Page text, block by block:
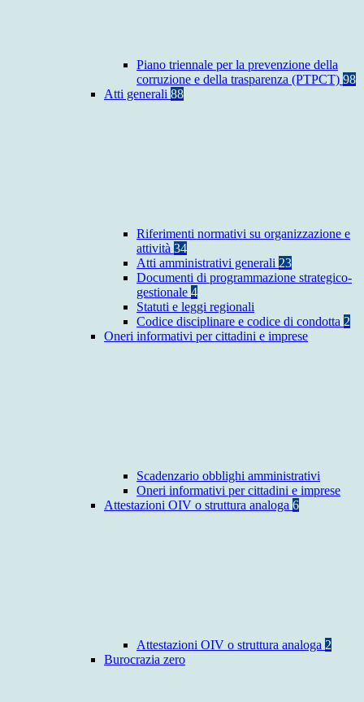
Piano triennale per la prevenzione della
corruzione e della trasparenza (PTPCT) 98
Atti generali 88
Riferimenti normativi su organizzazione e
attività 34
Atti amministrativi generali 23
Documenti di programmazione strategico-
gestionale 4
Statuti e leggi regionali
Codice disciplinare e codice di condotta 2
Oneri informativi per cittadini e imprese
Scadenzario obblighi amministrativi
Oneri informativi per cittadini e imprese
Attestazioni OIV o struttura analoga 6
Attestazioni OIV o struttura analoga 2
Burocrazia zero